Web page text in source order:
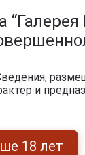
и
18 лет